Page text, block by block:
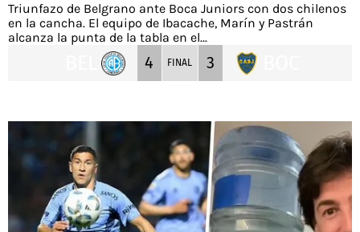
Triunfazo de Belgrano ante Boca Juniors con dos chilenos
en la cancha. El equipo de Ibacache, Marín y Pastrán
alcanza la punta de la tabla en el...
4 FINAL 3